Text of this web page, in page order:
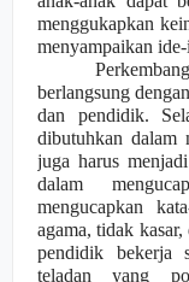
menggukapkan
menyampaikan
berlangsung
dan pendidik.
dibutuhkan dalam
juga harus
dalam
mengucapkan
agama, tidak
pendidik bekerja
teladan yang